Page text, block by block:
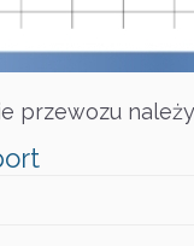
przewozu należy